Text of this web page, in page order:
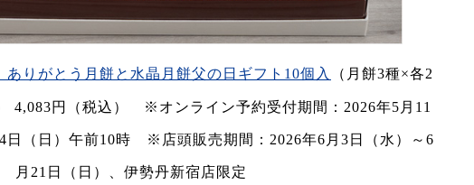
ありがとう月餅と水晶月餅父の日ギフト10個入 （月餅3種×各2
4,083円（税込） ※オンライン予約受付期間：2026年5月11
日（日）午前10時 ※店頭販売期間：2026年6月3日（水）～6
月21日（日）、伊勢丹新宿店限定